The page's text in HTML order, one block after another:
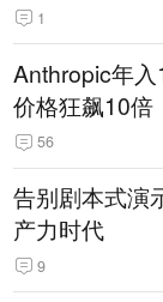
1
Anthropic年
价格狂飙10倍
56
告别剧本式演
产力时代
9